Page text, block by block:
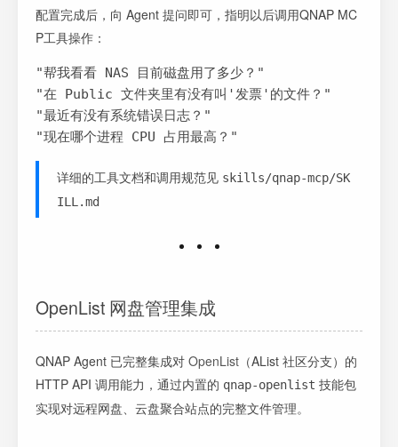
配置完成后，向 Agent 提问即可，指明以后调用QNAP MC
P工具操作：
"帮我看看 NAS 目前磁盘用了多少？"
"在 Public 文件夹里有没有叫'发票'的文件？"
"最近有没有系统错误日志？"
"现在哪个进程 CPU 占用最高？"
详细的工具文档和调用规范见 skills/qnap-mcp/SK
ILL.md
OpenList 网盘管理集成
QNAP Agent 已完整集成对 OpenList （AList 社区分支）的
HTTP API 调用能力，通过内置的 qnap-openlist 技能包
实现对远程网盘、云盘聚合站点的完整文件管理。